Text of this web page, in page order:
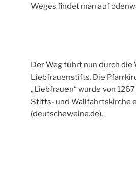
Weges findet man auf
Der Weg führt nun durch die
Liebfrauenstifts. Die
„Liebfrauen“ wurde von
Stifts- und Wallfahrtskirche
(deutscheweine.de).